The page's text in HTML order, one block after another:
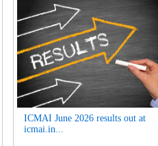
ICMAI June 2026 results out at
icmai.in...